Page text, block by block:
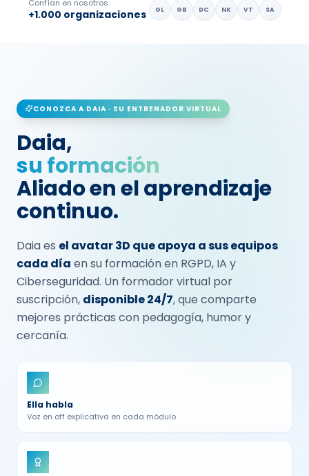
Confían en nosotros
+1.000 organizaciones GL GB DC NK VT SA
CONOZCA A DAIA · SU ENTRENADOR VIRTUAL
Daia,
su formación
Aliado en el aprendizaje
continuo.
Daia es el avatar 3D que apoya a sus equipos
cada día en su formación en RGPD, IA y
Ciberseguridad. Un formador virtual por
suscripción, disponible 24/7, que comparte
mejores prácticas con pedagogía, humor y
cercanía.
Ella habla
Voz en off explicativa en cada módulo